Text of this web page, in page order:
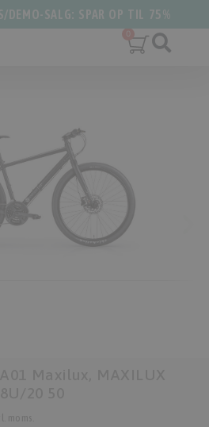
DEMO-SALG: SPAR OP TIL 75%